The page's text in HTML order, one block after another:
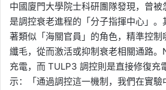
中國廈門大學院士科研團隊發現，曾
是調控衰老進程的「分子指揮中心」
著類似「海關官員」的角色，精準控制
纖毛，從而激活或抑制衰老相關通路
充電，而 TULP3 調控則是直接修復充
示：「通過調控這一機制，我們在實驗